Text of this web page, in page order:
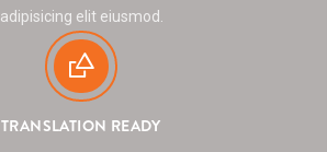
adipisicing elit eiusmod.
TRANSLATION READY